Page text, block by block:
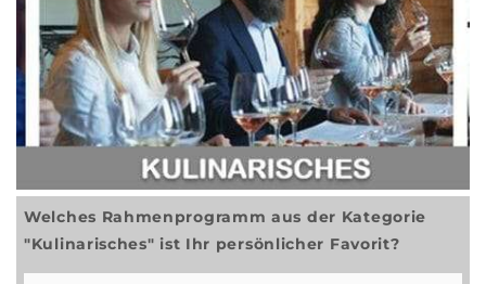
Welches Rahmenprogramm aus der Kategorie
"Kulinarisches" ist Ihr persönlicher Favorit?